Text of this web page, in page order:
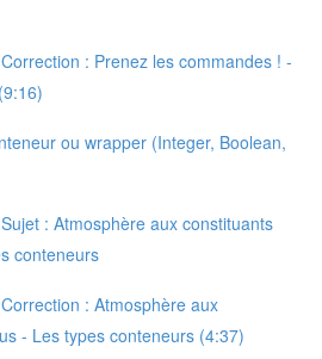
: Prenez les commandes ! -
ou wrapper (Integer, Boolean,
: Atmosphère aux constituants
conteneurs
: Atmosphère aux
- Les types conteneurs (4:37)